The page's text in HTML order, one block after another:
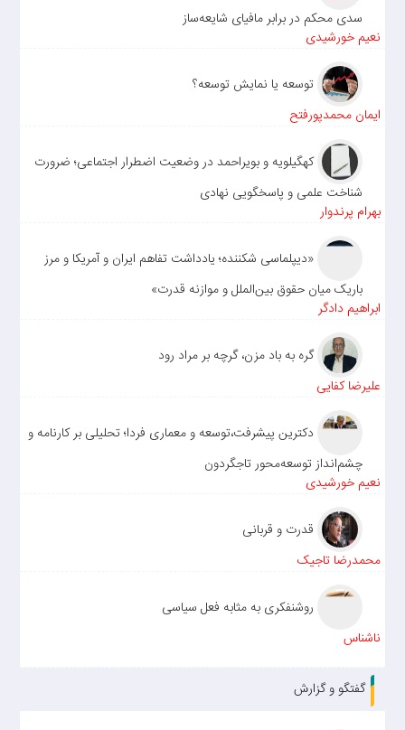
سدی محکم در برابر مافیای شایعه‌ساز
نعیم خورشیدی
توسعه یا نمایش توسعه؟
ایمان محمدپورفتح
کهگیلویه و بویراحمد در وضعیت اضطرار اجتماعی؛ ضرورت
شناخت علمی و پاسخگویی نهادی
بهرام پرندوار
«دیپلماسی شکننده؛ یادداشت تفاهم ایران و آمریکا و مرز
باریک میان حقوق بین‌الملل و موازنه قدرت»
ابراهیم دادگر
گره به باد مزن، گرچه بر مراد رود
علیرضا کفایی
دکترین پیشرفت،توسعه و معماری فردا؛ تحلیلی بر کارنامه و
چشم‌انداز توسعه‌محور تاجگردون
نعیم خورشیدی
قدرت و قربانی
محمدرضا تاجیک
روشنفکری به مثابه فعل سیاسی
ناشناس
گفتگو و گزارش